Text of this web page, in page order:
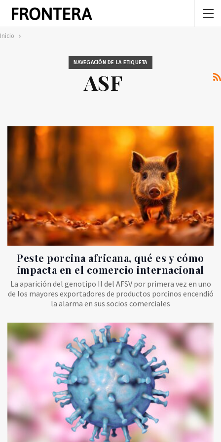
Inicio
NAVEGACIÓN DE LA ETIQUETA
ASF
Peste porcina africana, qué es y cómo
impacta en el comercio internacional
La aparición del genotipo II del AFSV por primera vez en uno
de los mayores exportadores de productos porcinos encendió
la alarma en sus socios comerciales